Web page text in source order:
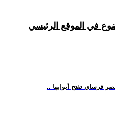
في الموقع الرئيسي
فرساي تفتح أبوابها